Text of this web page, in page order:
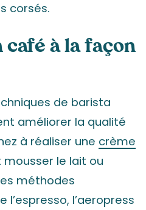
corsés.
à la façon
de barista
améliorer la qualité
à réaliser une crème
mousser le lait ou
méthodes
l’espresso, l’aeropress